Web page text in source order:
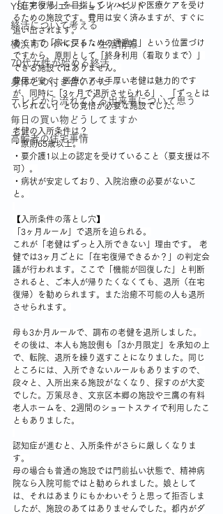
YSLアソシエーションイベント
終活について考える
横浜市のイベント・生活情報
70代女性が始める終活
身体との付き合いかた
テレビから流れてくる出来事について思う
毎日の買い物どうしてますか
高齢者の住宅事情
「在宅復帰」を目指してリハビリや医療ケアを受け
るための施設です。費用は安く済みますが、すぐに
追い出されます。
あくまで「家に戻るための通過点」という位置づけ
ですから、原則として「終身利用（看取りまで）」
できる施設ではありません。
費用が安く、医療ケアも手厚い老健は魅力的です
が、同時に「3ヶ月で退所させられる」、「ずっとは
いられない」との覚悟が必要な施設でした。
老健の入所条件は？
・原則65歳以上。
・要介護1以上の認定を受けていること（要支援は不
可）。
・病状が安定しており、入院治療の必要がないこ
と。
【入所条件の落とし穴】
「3ヶ月ルール」で退所を迫られる。
これが「老健はずっと入所できない」理由です。 老
健では3ヶ月ごとに「在宅復帰できるか？」の判定会
議が行われます。ここで「機能が回復した」と判断
されると、ご本人が帰りたくなくても、退所（在宅
復帰）を勧められます。また治癒不可能の人も退所
させられます。
母も3か月ルールで、調布の老健を退所しました。
その後は、本人も施設側も「3か月限定」を承知の上
で、転院、退所を繰り返すことになりました。同じ
ところには、入所できないルールもありますので、
段々と、入所出来る施設がなくなり、探すのが大変
でした。万策尽き、文京区本郷の施設や三鷹の有料
老人ホームを、2週間のショートステイで利用したこ
ともありました。
認知症が進むと、入所条件がさらに厳しくなりま
す。
母の場合も普通の施設では門前払い状態で、精神病
院なら入院可能ではと勧められました。娘として
は、それはあまりにもかわいそうと思って拒否しま
したが、施設のあてはありませんでした。都内がダ